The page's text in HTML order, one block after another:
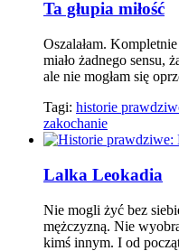
Ta głupia miłość
Oszalałam.
miało żadnego sensu,
ale nie mogłam się
Tagi: historie
zakochanie
Lalka Leokadia
Nie mogli żyć bez
mężczyzną. Nie
kimś innym. I od